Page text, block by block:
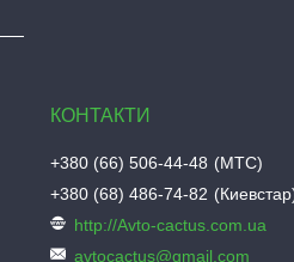
+380 (66) 506-44-48
МТС
+380 (68) 486-74-82
Киевстар
http://Avto-cactus.com.ua
avtocactus@gmail.com